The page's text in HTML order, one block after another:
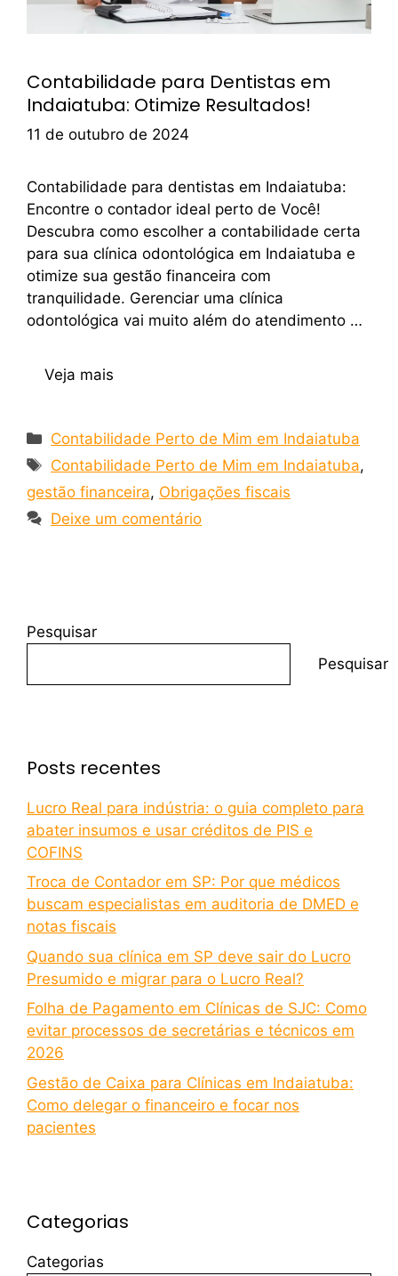
Contabilidade para Dentistas em
Indaiatuba: Otimize Resultados!
11 de outubro de 2024
Contabilidade para dentistas em Indaiatuba:
Encontre o contador ideal perto de Você!
Descubra como escolher a contabilidade certa
para sua clínica odontológica em Indaiatuba e
otimize sua gestão financeira com
tranquilidade. Gerenciar uma clínica
odontológica vai muito além do atendimento …
Veja mais
Contabilidade Perto de Mim em Indaiatuba
Contabilidade Perto de Mim em Indaiatuba,
gestão financeira, Obrigações fiscais
Deixe um comentário
Pesquisar
Pesquisar
Posts recentes
Lucro Real para indústria: o guia completo para
abater insumos e usar créditos de PIS e
COFINS
Troca de Contador em SP: Por que médicos
buscam especialistas em auditoria de DMED e
notas fiscais
Quando sua clínica em SP deve sair do Lucro
Presumido e migrar para o Lucro Real?
Folha de Pagamento em Clínicas de SJC: Como
evitar processos de secretárias e técnicos em
2026
Gestão de Caixa para Clínicas em Indaiatuba:
Como delegar o financeiro e focar nos
pacientes
Categorias
Categorias